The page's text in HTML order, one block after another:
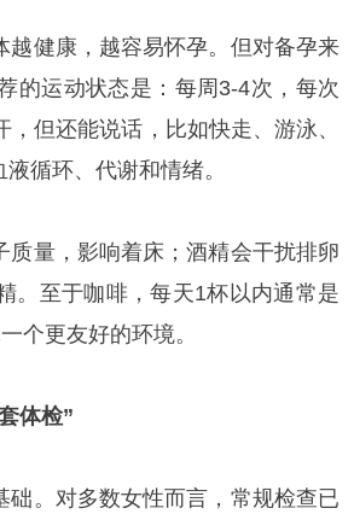
健康，越容易怀孕。但对备孕来
的运动状态是：每周3-4次，每次
但还能说话，比如快走、游泳、
循环、代谢和情绪。
量，影响着床；酒精会干扰排卵
。至于咖啡，每天1杯以内通常是
个更友好的环境。
体检”
。对多数女性而言，常规检查已